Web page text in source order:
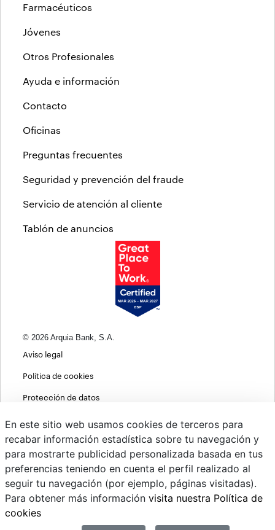
Farmacéuticos
Jóvenes
Otros Profesionales
Ayuda e información
Contacto
Oficinas
Preguntas frecuentes
Seguridad y prevención del fraude
Servicio de atención al cliente
Tablón de anuncios
© 2026 Arquia Bank, S.A.
Aviso legal
Política de cookies
Protección de datos
MIFID
Políticas ASG
PSD2
Cambio de divisas
Sistema interno de información
En este sitio web usamos cookies de terceros para
recabar información estadística sobre tu navegación y
para mostrarte publicidad personalizada basada en tus
preferencias teniendo en cuenta el perfil realizado al
seguir tu navegación (por ejemplo, páginas visitadas).
Para obtener más información visita nuestra Política de
cookies